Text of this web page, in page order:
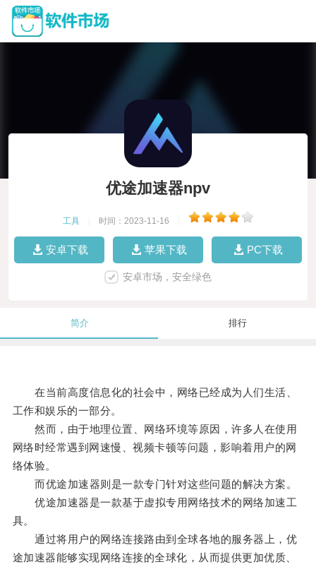
优途加速器npv
工具 时间：2023-11-16
安卓下载 苹果下载 PC下载
安卓市场，安全绿色
简介 排行
在当前高度信息化的社会中，网络已经成为人们生活、
工作和娱乐的一部分。
然而，由于地理位置、网络环境等原因，许多人在使用
网络时经常遇到网速慢、视频卡顿等问题，影响着用户的网
络体验。
而优途加速器则是一款专门针对这些问题的解决方案。
优途加速器是一款基于虚拟专用网络技术的网络加速工
具。
通过将用户的网络连接路由到全球各地的服务器上，优
途加速器能够实现网络连接的全球化，从而提供更加优质、